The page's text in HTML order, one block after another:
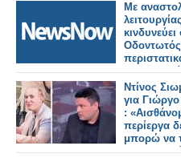
Με
λειτουργίας
κινδυνεύει
συρμών
ιστορική
Ντίνος
για
:
περίεργα
μπορώ να